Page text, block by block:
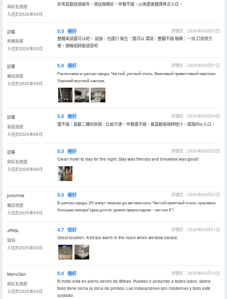
與好友旅遊
入住於2026年04月
非常喜歡這個城市，酒店服務好，早餐不錯，以後還會選擇再次入住。
訪客
商務旅客
入住於2026年03月
5.0 極好
評價於：2026年05月02日
整體來説還可以吧， 設施：也還行 衞生：還可以 環境：整體不錯 服務：一流 訂房很方
便，價格相對能接受吧
訪客
獨自旅遊
入住於2025年09月
5.0 極好
評價於：2025年09月27日
Расположен в центре города. Чистый, уютный отель. Вежливый приветливый персонал.
Хороший вкусный завтрак.
訪客
家庭旅遊
入住於2025年08月
5.0 極好
評價於：2025年09月08日
還不錯，喜歡二樓的房間，比較方便，早餐還不錯，最喜歡喝現榨橙汁，滿滿的vc入口。
訪客
與好友旅遊
入住於2025年08月
5.0 極好
評價於：2025年08月25日
Clean hotel to stay for the night. Stay was friendly and breakfast was good!
pmorrow
獨自旅遊
入住於2025年05月
5.0 極好
評價於：2025年06月02日
В центре города, 20 минут пешком до автовокзала. Чистый приятный отель, красивые
большие номера! Цена для их уровня превосходная - чистые 4*!
JPKSL
情侶
入住於2025年03月
4.7 很好
評價於：2025年03月31日
Great location. A bit too warm in the room when window closed.
ManuGon
與好友旅遊
入住於2025年03月
5.0 極好
評價於：2025年03月10日
El hotel está en pleno centro de Bilbao. Puedes ir andando a todos lados. Sobre
todo tiene cerca la zona de pintxos. Las instalaciones son modernas y todo está
cuidado.